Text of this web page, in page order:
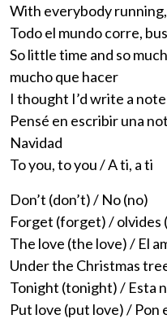
With everybody
Todo el mundo corre,
So little time and so
mucho que hacer
I thought I’d write a
Pensé en escribir una
Navidad
To you, to you / A ti, a ti
Don’t (don’t) / No (no)
Forget (forget) / olvides
The love (the love) / El
Under the Christmas
Tonight (tonight) / Esta
Put love (put love) / Pon